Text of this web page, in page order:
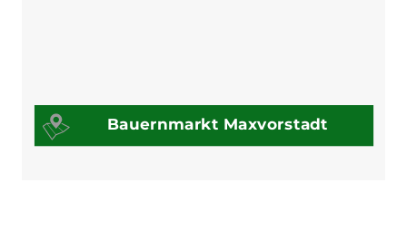
Bauernmarkt Maxvorstadt
(Pinakothek d. Moderne)